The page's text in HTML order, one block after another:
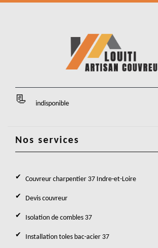
indisponible
Nos services
Couvreur charpentier 37 Indre-et-Loire
Devis couvreur
Isolation de combles 37
Installation toles bac-acier 37